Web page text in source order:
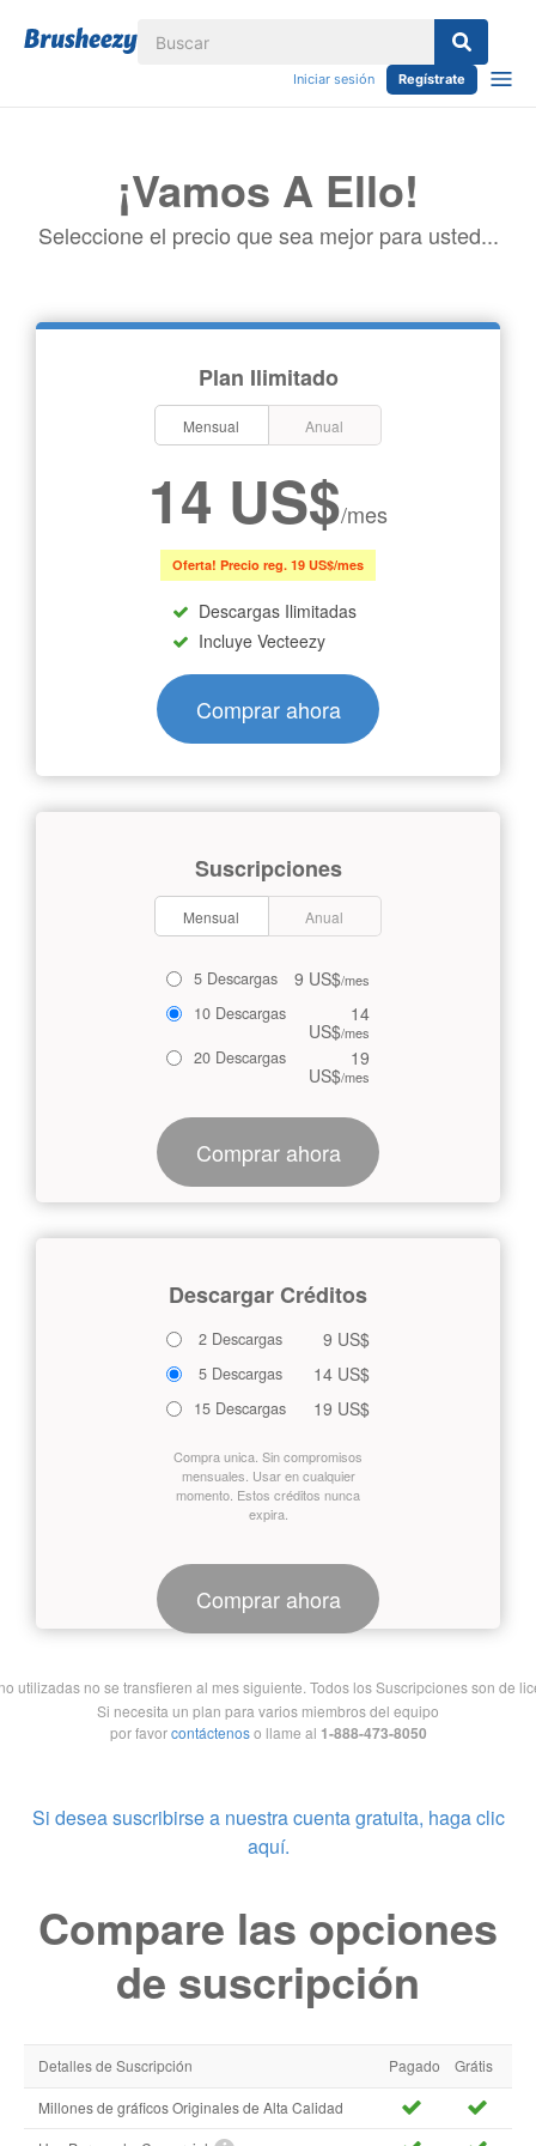
Iniciar sesión Regístrate
¡Vamos A Ello!
Seleccione el precio que sea mejor para usted...
Plan Ilimitado
Mensual Anual
14 US$/mes
Oferta! Precio reg. 19 US$/mes
Descargas Ilimitadas
Incluye Vecteezy
Comprar ahora
Suscripciones
Mensual Anual
5 Descargas 9 US$/mes
10 Descargas 14
US$/mes
20 Descargas 19
US$/mes
Comprar ahora
Descargar Créditos
2 Descargas 9 US$
5 Descargas 14 US$
15 Descargas 19 US$
Compra unica. Sin compromisos
mensuales. Usar en cualquier
momento. Estos créditos nunca
expira.
Comprar ahora
utilizadas no se transfieren al mes siguiente. Todos los Suscripciones son de
Si necesita un plan para varios miembros del equipo
por favorcontáctenoso llame al 1-888-473-8050
Si desea suscribirse a nuestra cuenta gratuita, haga clic
aquí.
Compare las opciones
de suscripción
Detalles de Suscripción Pagado Grátis
Millones de gráficos Originales de Alta Calidad